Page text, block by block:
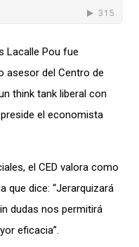
Lacalle Pou fue
asesor del Centro de
think tank liberal con
reside el economista
el CED valora como
que dice: “Jerarquizará
dudas nos permitirá
eficacia”.